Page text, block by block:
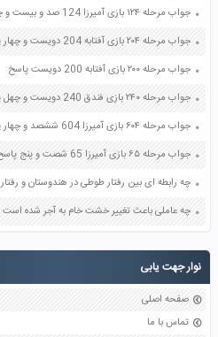
نوار جهت یابی
صفحه اصلی
تماس با ما
جواب مرحله ۱۲۴ بازی آمیرزا 124 صد و بیست و چهار پاسخ
جواب مرحله ۲۰۴ بازی آفتابه 204 دویست و چهار پاسخ
جواب مرحله ۲۰۰ بازی آفتابه 200 دویست پاسخ
جواب مرحله ۲۴۰ بازی فندق 240 دویست و چهل پاسخ
جواب مرحله ۶۰۴ بازی آمیرزا 604 ششصد و چهار پاسخ
جواب مرحله ۶۵ بازی آمیرزا 65 شصت و پنج پاسخ